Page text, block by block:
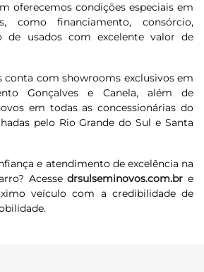
oferecemos condições especiais em
como financiamento, consórcio,
de usados com excelente valor de
conta com showrooms exclusivos em
Gonçalves e Canela, além de
em todas as concessionárias do
pelo Rio Grande do Sul e Santa
e atendimento de excelência na
Acessedrsulseminovos.com.br e
veículo com a credibilidade de